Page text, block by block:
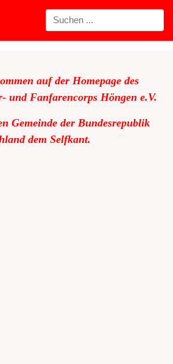
auf der Homepage des
und Fanfarencorps Höngen e.V.
Gemeinde der Bundesrepublik
dem Selfkant.